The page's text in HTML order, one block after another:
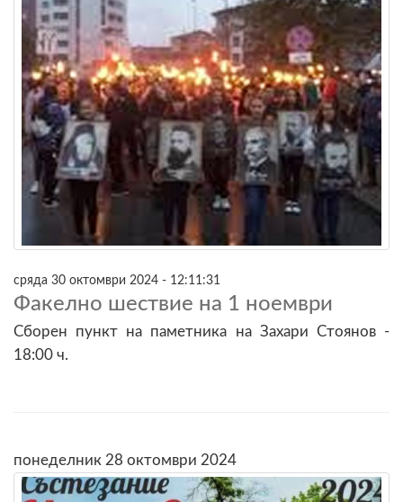
сряда 30 октомври 2024 - 12:11:31
Факелно шествие на 1 ноември
Сборен пункт на паметника на Захари Стоянов -
18:00 ч.
понеделник 28 октомври 2024